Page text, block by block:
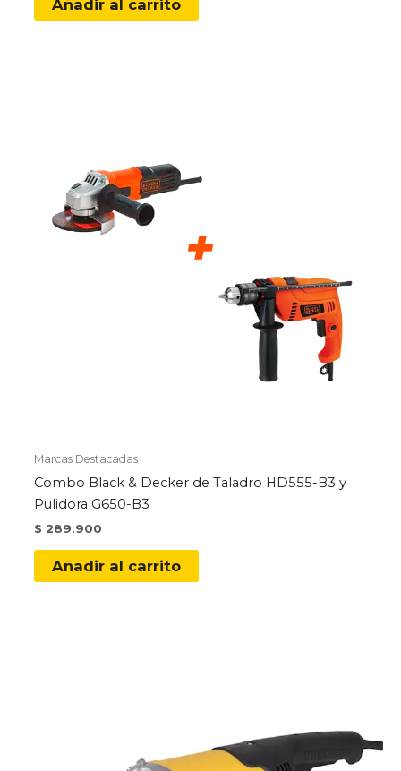
Añadir al carrito
Marcas Destacadas
Combo Black & Decker de Taladro HD555-B3 y
Pulidora G650-B3
$ 289.900
Añadir al carrito